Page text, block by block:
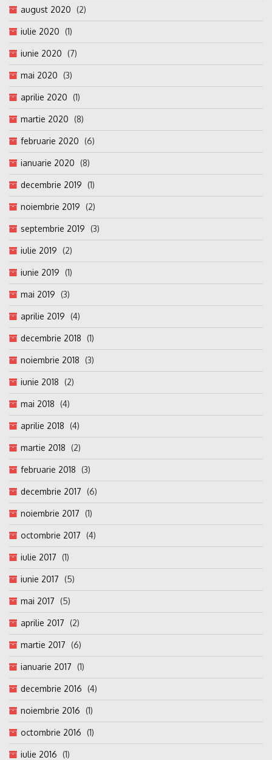
august 2020 (2)
iulie 2020 (1)
iunie 2020 (7)
mai 2020 (3)
aprilie 2020 (1)
martie 2020 (8)
februarie 2020 (6)
ianuarie 2020 (8)
decembrie 2019 (1)
noiembrie 2019 (2)
septembrie 2019 (3)
iulie 2019 (2)
iunie 2019 (1)
mai 2019 (3)
aprilie 2019 (4)
decembrie 2018 (1)
noiembrie 2018 (3)
iunie 2018 (2)
mai 2018 (4)
aprilie 2018 (4)
martie 2018 (2)
februarie 2018 (3)
decembrie 2017 (6)
noiembrie 2017 (1)
octombrie 2017 (4)
iulie 2017 (1)
iunie 2017 (5)
mai 2017 (5)
aprilie 2017 (2)
martie 2017 (6)
ianuarie 2017 (1)
decembrie 2016 (4)
noiembrie 2016 (1)
octombrie 2016 (1)
iulie 2016 (1)